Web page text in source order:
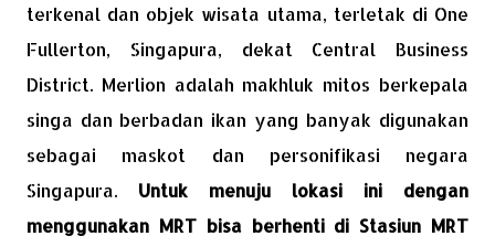
terkenal dan objek wisata utama, terletak di One
Fullerton, Singapura, dekat Central Business
District. Merlion adalah makhluk mitos berkepala
singa dan berbadan ikan yang banyak digunakan
sebagai maskot dan personifikasi negara
Singapura. Untuk menuju lokasi ini dengan
menggunakan MRT bisa berhenti di Stasiun MRT